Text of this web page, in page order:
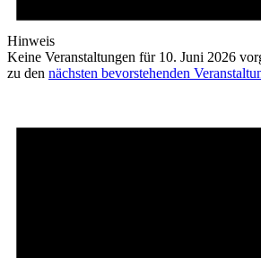
Hinweis
Keine Veranstaltungen für 10. Juni 2026
zu den nächsten bevorstehenden